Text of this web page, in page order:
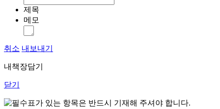
제목
메모
취소 내보내기
내책장담기
닫기
표가 있는 항목은 반드시 기재해 주셔야 합니다.